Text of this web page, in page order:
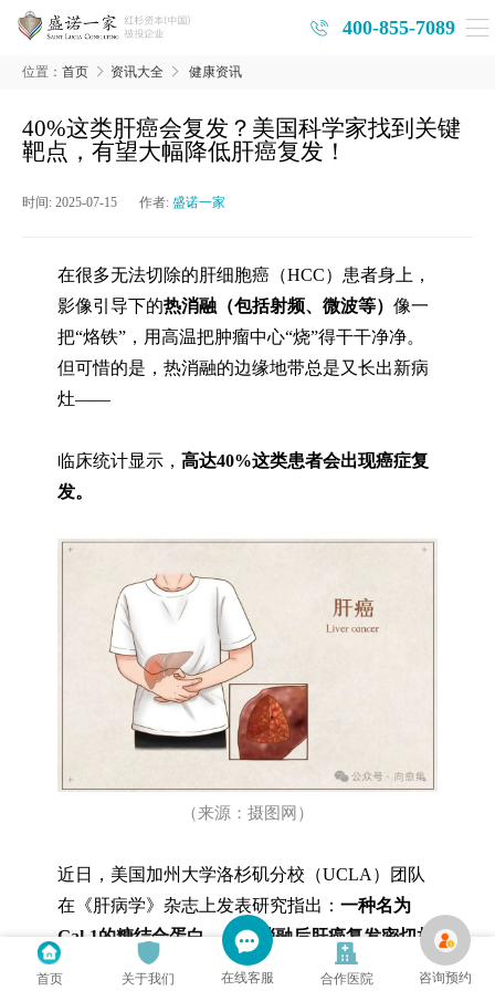
400-855-7089
位置： 首页 资讯大全 健康资讯
40%这类肝癌会复发？美国科学家找到关键
靶点，有望大幅降低肝癌复发！
时间: 2025-07-15 作者: 盛诺一家
在很多无法切除的肝细胞癌（HCC）患者身上，
影像引导下的热消融（包括射频、微波等） 像一
把“烙铁” ，用高温把肿瘤中心“烧”得干干净净。
但可惜的是，热消融的边缘地带总是又长出新病
灶——
临床统计显示， 高达40%这类患者会出现癌症复
发。
（来源：摄图网）
近日，美国加州大学洛杉矶分校（UCLA ）团队
在《肝病学》杂志上发表研究指出： 一种名为
Gal-1的糖结合蛋白，与热消融后肝癌复发密切相
关。
首页 关于我们 在线客服 合作医院 咨询预约